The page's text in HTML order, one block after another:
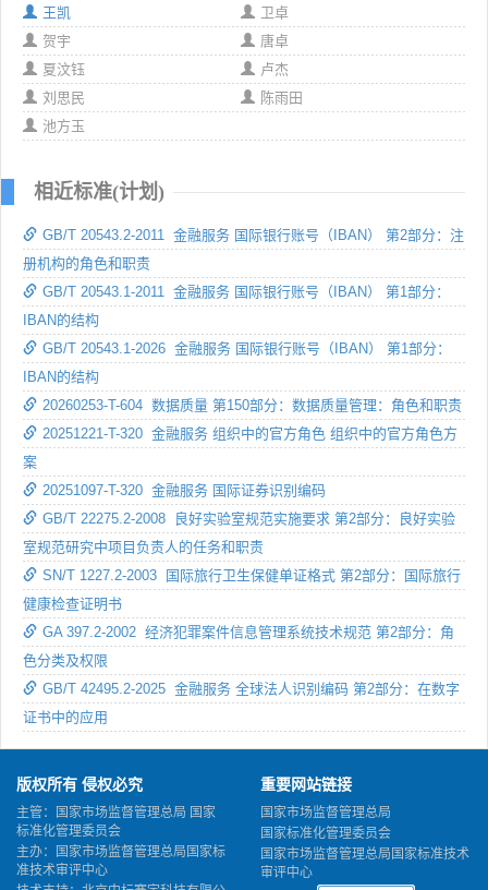
王凯
卫卓
贺宇
唐卓
夏汶钰
卢杰
刘思民
陈雨田
池方玉
相近标准(计划)
GB/T 20543.2-2011 金融服务 国际银行账号（IBAN） 第2部分：注
册机构的角色和职责
GB/T 20543.1-2011 金融服务 国际银行账号（IBAN） 第1部分：
IBAN的结构
GB/T 20543.1-2026 金融服务 国际银行账号（IBAN） 第1部分：
IBAN的结构
20260253-T-604 数据质量 第150部分：数据质量管理：角色和职责
20251221-T-320 金融服务 组织中的官方角色 组织中的官方角色方
案
20251097-T-320 金融服务 国际证券识别编码
GB/T 22275.2-2008 良好实验室规范实施要求 第2部分：良好实验
室规范研究中项目负责人的任务和职责
SN/T 1227.2-2003 国际旅行卫生保健单证格式 第2部分：国际旅行
健康检查证明书
GA 397.2-2002 经济犯罪案件信息管理系统技术规范 第2部分：角
色分类及权限
GB/T 42495.2-2025 金融服务 全球法人识别编码 第2部分：在数字
证书中的应用
版权所有 侵权必究
主管：国家市场监督管理总局 国家
标准化管理委员会
主办：国家市场监督管理总局国家标
准技术审评中心
重要网站链接
国家市场监督管理总局
国家标准化管理委员会
国家市场监督管理总局国家标准技术
审评中心